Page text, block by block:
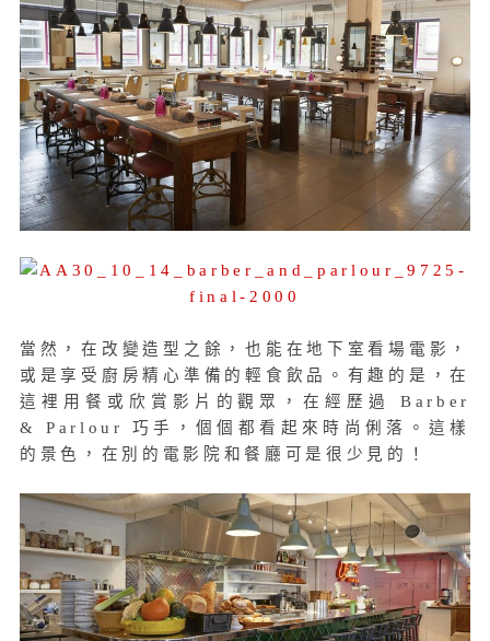
當然，在改變造型之餘，也能在地下室看場電影，
或是享受廚房精心準備的輕食飲品。有趣的是，在
這裡用餐或欣賞影片的觀眾，在經歷過 Barber
& Parlour 巧手，個個都看起來時尚俐落。這樣
的景色，在別的電影院和餐廳可是很少見的！